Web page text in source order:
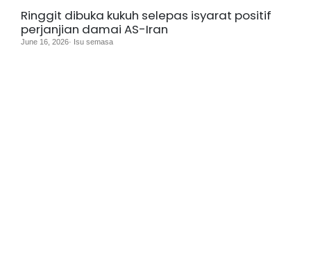
Ringgit dibuka kukuh selepas isyarat positif
perjanjian damai AS-Iran
June 16, 2026· Isu semasa